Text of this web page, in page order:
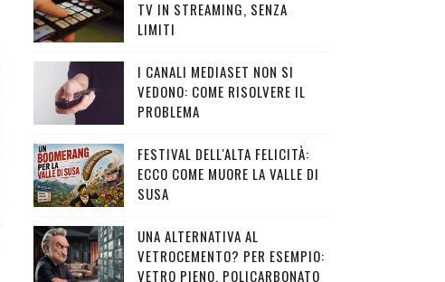
TV IN STREAMING, SENZA
LIMITI
I CANALI MEDIASET NON SI
VEDONO: COME RISOLVERE IL
PROBLEMA
FESTIVAL DELL'ALTA FELICITÀ:
ECCO COME MUORE LA VALLE DI
SUSA
UNA ALTERNATIVA AL
VETROCEMENTO? PER ESEMPIO:
VETRO PIENO, POLICARBONATO